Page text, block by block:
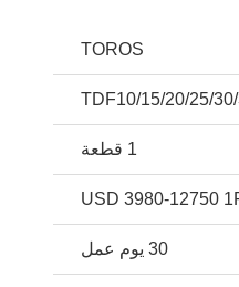
TOROS
TDF10/15/20/25/
1 قطعة
USD 3980-12750
30 يوم عمل